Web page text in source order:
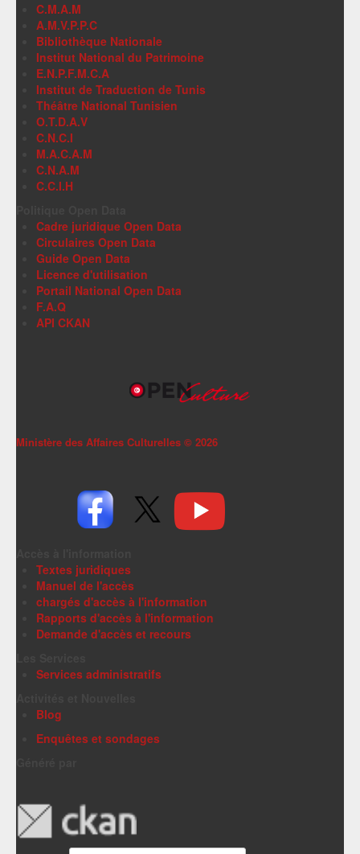
C.M.A.M
A.M.V.P.P.C
Bibliothèque Nationale
Institut National du Patrimoine
E.N.P.F.M.C.A
Institut de Traduction de Tunis
Théâtre National Tunisien
O.T.D.A.V
C.N.C.I
M.A.C.A.M
C.N.A.M
C.C.I.H
Cadre juridique Open Data
Circulaires Open Data
Guide Open Data
Licence d'utilisation
Portail National Open Data
F.A.Q
API CKAN
Ministère des Affaires Culturelles © 2026
Textes juridiques
Manuel de l'accès
chargés d'accès à l'information
Rapports d'accès à l'information
Demande d'accès et recours
Services administratifs
Blog
Enquêtes et sondages